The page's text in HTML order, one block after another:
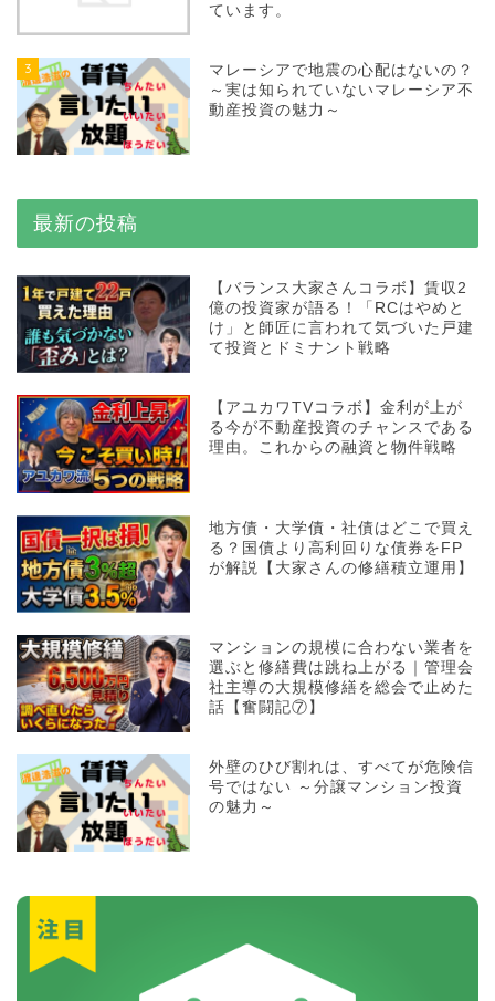
ています。
3
マレーシアで地震の心配はないの？
～実は知られていないマレーシア不
動産投資の魅力～
最新の投稿
【バランス大家さんコラボ】賃収2
億の投資家が語る！「RCはやめと
け」と師匠に言われて気づいた戸建
て投資とドミナント戦略
【アユカワTVコラボ】金利が上が
る今が不動産投資のチャンスである
理由。これからの融資と物件戦略
地方債・大学債・社債はどこで買え
る？国債より高利回りな債券をFP
が解説【大家さんの修繕積立運用】
マンションの規模に合わない業者を
選ぶと修繕費は跳ね上がる｜管理会
社主導の大規模修繕を総会で止めた
話【奮闘記⑦】
外壁のひび割れは、すべてが危険信
号ではない ～分譲マンション投資
の魅力～